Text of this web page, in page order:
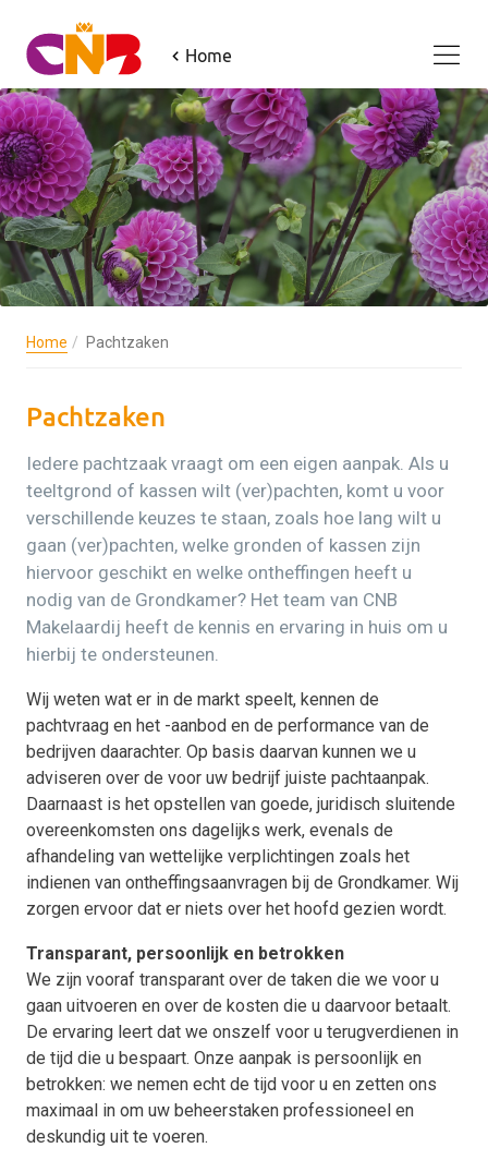
Home
Home Pachtzaken
Pachtzaken
Iedere pachtzaak vraagt om een eigen aanpak. Als u
teeltgrond of kassen wilt (ver)pachten, komt u voor
verschillende keuzes te staan, zoals hoe lang wilt u
gaan (ver)pachten, welke gronden of kassen zijn
hiervoor geschikt en welke ontheffingen heeft u
nodig van de Grondkamer? Het team van CNB
Makelaardij heeft de kennis en ervaring in huis om u
hierbij te ondersteunen.
Wij weten wat er in de markt speelt, kennen de
pachtvraag en het -aanbod en de performance van de
bedrijven daarachter. Op basis daarvan kunnen we u
adviseren over de voor uw bedrijf juiste pachtaanpak.
Daarnaast is het opstellen van goede, juridisch sluitende
overeenkomsten ons dagelijks werk, evenals de
afhandeling van wettelijke verplichtingen zoals het
indienen van ontheffingsaanvragen bij de Grondkamer. Wij
zorgen ervoor dat er niets over het hoofd gezien wordt.
Transparant, persoonlijk en betrokken
We zijn vooraf transparant over de taken die we voor u
gaan uitvoeren en over de kosten die u daarvoor betaalt.
De ervaring leert dat we onszelf voor u terugverdienen in
de tijd die u bespaart. Onze aanpak is persoonlijk en
betrokken: we nemen echt de tijd voor u en zetten ons
maximaal in om uw beheerstaken professioneel en
deskundig uit te voeren.